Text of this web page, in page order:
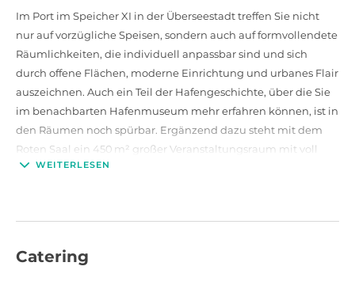
Im Port im Speicher XI in der Überseestadt treffen Sie nicht
nur auf vorzügliche Speisen, sondern auch auf formvollendete
Räumlichkeiten, die individuell anpassbar sind und sich
durch offene Flächen, moderne Einrichtung und urbanes Flair
auszeichnen. Auch ein Teil der Hafengeschichte, über die Sie
im benachbarten Hafenmuseum mehr erfahren können, ist in
den Räumen noch spürbar. Ergänzend dazu steht mit dem
Roten Saal ein 450 m² großer Veranstaltungsraum mit voll
ausgestatteter Bar, ausfahrbarer Leinwand und stilvollem
Industrial Style Location
WEITERLESEN
Catering